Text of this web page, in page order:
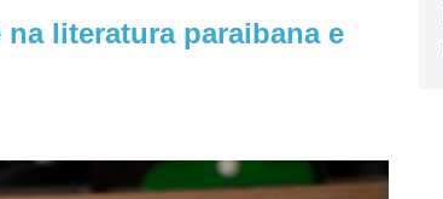
literatura paraibana e